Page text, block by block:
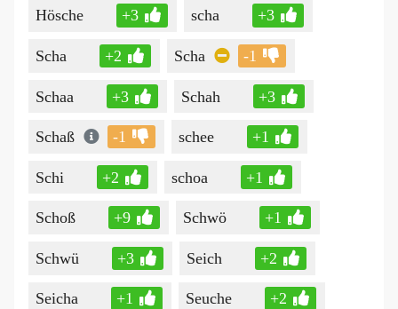
Hösche +3 scha +3
Scha +2 Scha -1
Schaa +3 Schah +3
Schaß -1 schee +1
Schi +2 schoa +1
Schoß +9 Schwö +1
Schwü +3 Seich +2
Seicha +1 Seuche +2